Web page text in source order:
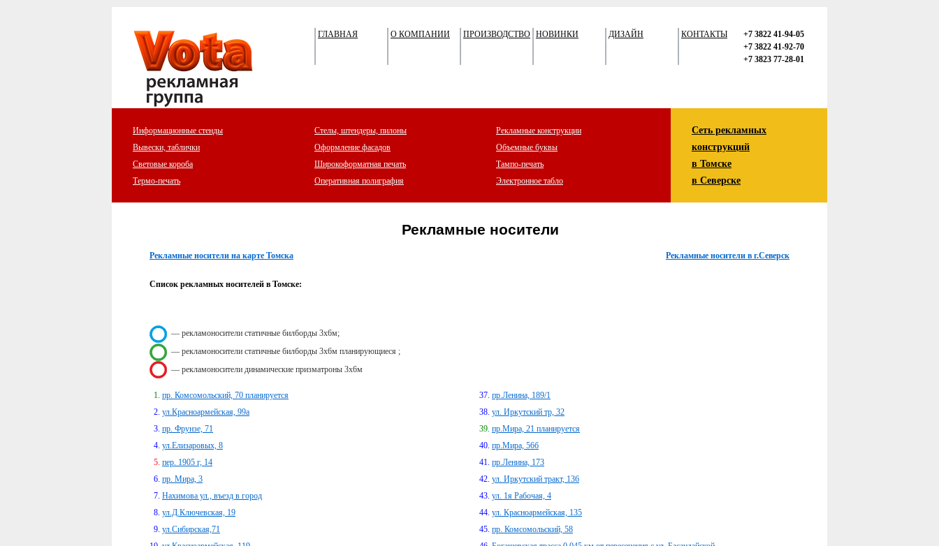
ГЛАВНАЯ О КОМПАНИИ ПРОИЗВОДСТВО НОВИНКИ ДИЗАЙН КОНТАКТЫ
+7 3822 41-94-05
+7 3822 41-92-70
+7 3823 77-28-01
Информационные стенды Стелы, штендеры, пилоны
Рекламные конструкции
Вывески, таблички
Оформление фасадов
Объемные буквы
Световые короба
Широкоформатная печать
Тампо-печать
Термо-печать
Оперативная полиграфия Электронное табло
Сеть рекламных
конструкций
в Томске
в Северске
Рекламные носители
Рекламные носители на карте Томска Рекламные носители в г.Северск
Список рекламных носителей в Томске:
— рекламоносители статичные билборды 3х6м;
— рекламоносители статичные билборды 3х6м планирующиеся ;
— рекламоносители динамические призматроны 3х6м
пр. Комсомольский, 70 планируется
ул.Красноармейская, 99а
пр. Фрунзе, 71
ул.Елизаровых, 8
пер. 1905 г, 14
пр. Мира, 3
Нахимова ул., въезд в город
ул.Д.Ключевская, 19
ул.Сибирская,71
пр.Ленина, 189/1
ул. Иркутский тр, 32
пр.Мира, 21 планируется
пр.Мира, 56б
пр.Ленина, 173
ул. Иркутский тракт, 136
ул. 1я Рабочая, 4
ул. Красноармейская, 135
пр. Комсомольский, 58